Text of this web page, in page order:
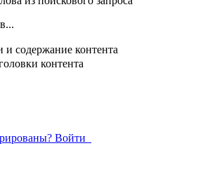
и содержание контента
контента
Войти